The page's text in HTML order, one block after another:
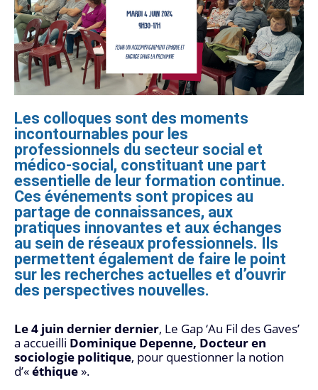
Les colloques sont des moments
incontournables pour les
professionnels du secteur social et
médico-social, constituant une part
essentielle de leur formation continue.
Ces événements sont propices au
partage de connaissances, aux
pratiques innovantes et aux échanges
au sein de réseaux professionnels. Ils
permettent également de faire le point
sur les recherches actuelles et d’ouvrir
des perspectives nouvelles.
Le 4 juin dernier dernier, Le Gap ‘Au Fil des Gaves’
a accueilli Dominique Depenne, Docteur en
sociologie politique, pour questionner la notion
d’«éthique».